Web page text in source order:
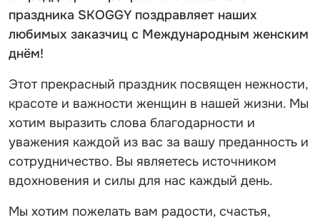
праздника SKOGGY поздравляет наших
любимых заказчиц с Международным женским
днём!
Этот прекрасный праздник посвящен нежности,
красоте и важности женщин в нашей жизни. Мы
хотим выразить слова благодарности и
уважения каждой из вас за вашу преданность и
сотрудничество. Вы являетесь источником
вдохновения и силы для нас каждый день.
Мы хотим пожелать вам радости, счастья,